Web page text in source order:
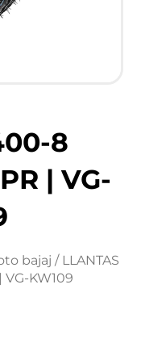
8
| VG-
bajaj / LLANTAS
KW109